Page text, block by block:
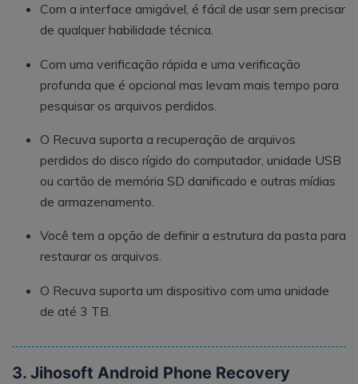
Com a interface amigável, é fácil de usar sem precisar
de qualquer habilidade técnica.
Com uma verificação rápida e uma verificação
profunda que é opcional mas levam mais tempo para
pesquisar os arquivos perdidos.
O Recuva suporta a recuperação de arquivos
perdidos do disco rígido do computador, unidade USB
ou cartão de memória SD danificado e outras mídias
de armazenamento.
Você tem a opção de definir a estrutura da pasta para
restaurar os arquivos.
O Recuva suporta um dispositivo com uma unidade
de até 3 TB.
3. Jihosoft Android Phone Recovery